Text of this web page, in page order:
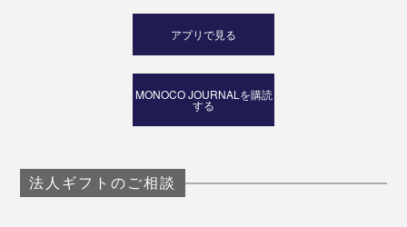
アプリで見る
MONOCO JOURNALを購読
する
法人ギフトのご相談